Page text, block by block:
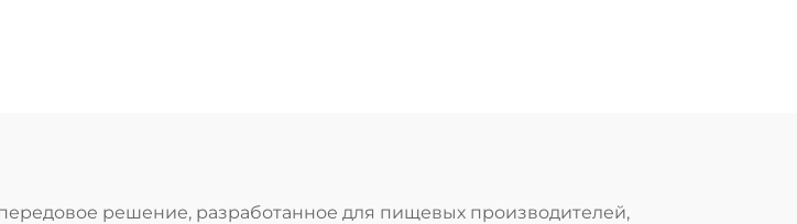
решение, разработанное для пищевых производителей,